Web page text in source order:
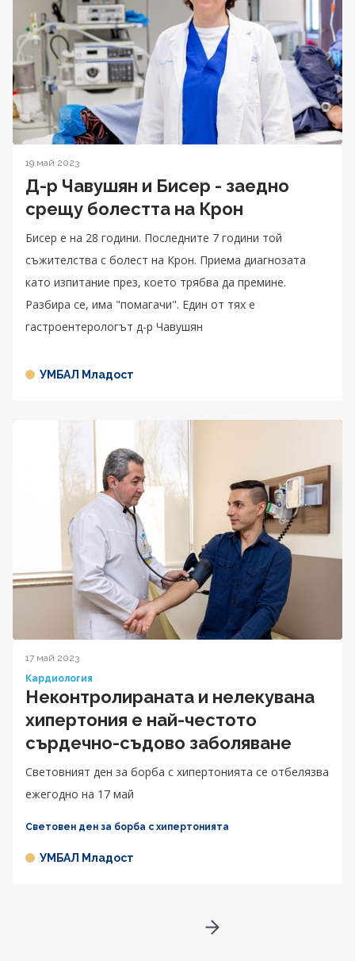
19 май 2023
Д-р Чавушян и Бисер - заедно
срещу болестта на Крон
Бисер е на 28 години. Последните 7 години той
съжителства с болест на Крон. Приема диагнозата
като изпитание през, което трябва да премине.
Разбира се, има "помагачи". Един от тях е
гастроентерологът д-р Чавушян
УМБАЛ Младост
17 май 2023
Кардиология
Неконтролираната и нелекувана
хипертония е най-честото
сърдечно-съдово заболяване
Световният ден за борба с хипертонията се отбелязва
ежегодно на 17 май
Световен ден за борба с хипертонията
УМБАЛ Младост
Go to next page